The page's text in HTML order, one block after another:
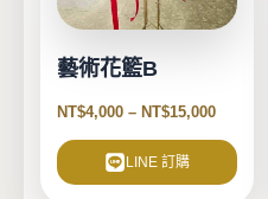
藝術花籃B
NT$4,000 – NT$15,000
LINE 訂購
款
可
在
品
頁